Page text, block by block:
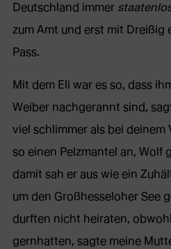
Deutschland immer
zum Amt und erst mit Dreißig
Pass.
Mit dem Eli war es so, dass
Weiber nachgerannt sind,
viel schlimmer als bei deinem
so einen Pelzmantel an, Wolf
damit sah er aus wie ein
um den Großhesseloher See
durften nicht heiraten,
gernhatten, sagte meine